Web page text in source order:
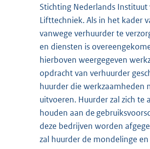
Stichting Nederlands Instituut
Lifttechniek. Als in het kader
vanwege verhuurder te
en diensten is
hierboven weergegeven
opdracht van verhuurder
huurder die werkzaamheden
uitvoeren. Huurder zal zich te
houden aan de
deze bedrijven worden
zal huurder de mondelinge